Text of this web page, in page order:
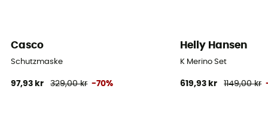
Casco
Schutzmaske
97,93 kr 329,00 kr -70%
Helly Hansen
K Merino Set
619,93 kr 1149,00 kr